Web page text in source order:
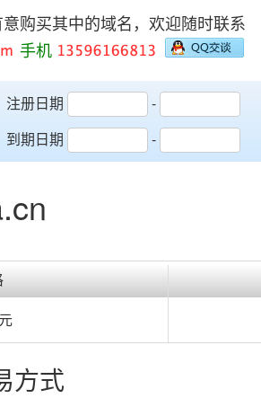
购买其中的域名，欢迎随时联系
手机
注册日期
-
到期日期
-
元
方式